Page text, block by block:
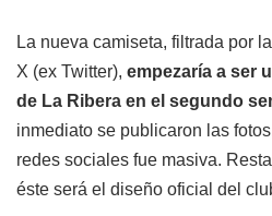
La nueva camiseta, filtrada por
X (ex Twitter), empezaría a ser
de La Ribera en el segundo
inmediato se publicaron las
redes sociales fue masiva.
éste será el diseño oficial del